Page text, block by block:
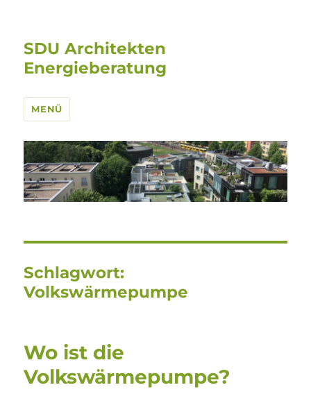
SDU Architekten
Energieberatung
MENÜ
Schlagwort:
Volkswärmepumpe
Wo ist die
Volkswärmepumpe?